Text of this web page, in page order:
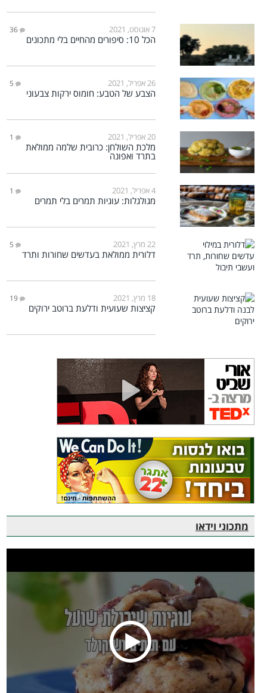
7 אוגוסט, 2021 36
הכל 10: סיפורים מהחיים בלי מתכונים
26 אפריל, 2021 5
הצבע של הטבע: חומוס ירקות צבעוני
20 אפריל, 2021 1
מלכת השולחן: כרובית שלמה ממולאת
בתרד ואפונה
4 אפריל, 2021 1
מגולגלות: עוגיות תמרים בלי תמרים
22 מרץ, 2021 5
דלורית ממולאת בעדשים שחורות ותרד
18 מרץ, 2021 19
קציצות שעועית ודלעת ברוטב ירוקים
מתכוני וידאו